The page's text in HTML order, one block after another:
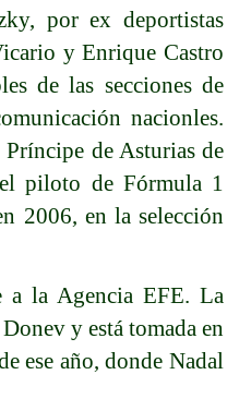
por ex deportistas
y Enrique Castro
de las secciones de
nacionles.
de Asturias de
piloto de Fórmula 1
2006, en la selección
a la Agencia EFE. La
y está tomada en
ese año, donde Nadal